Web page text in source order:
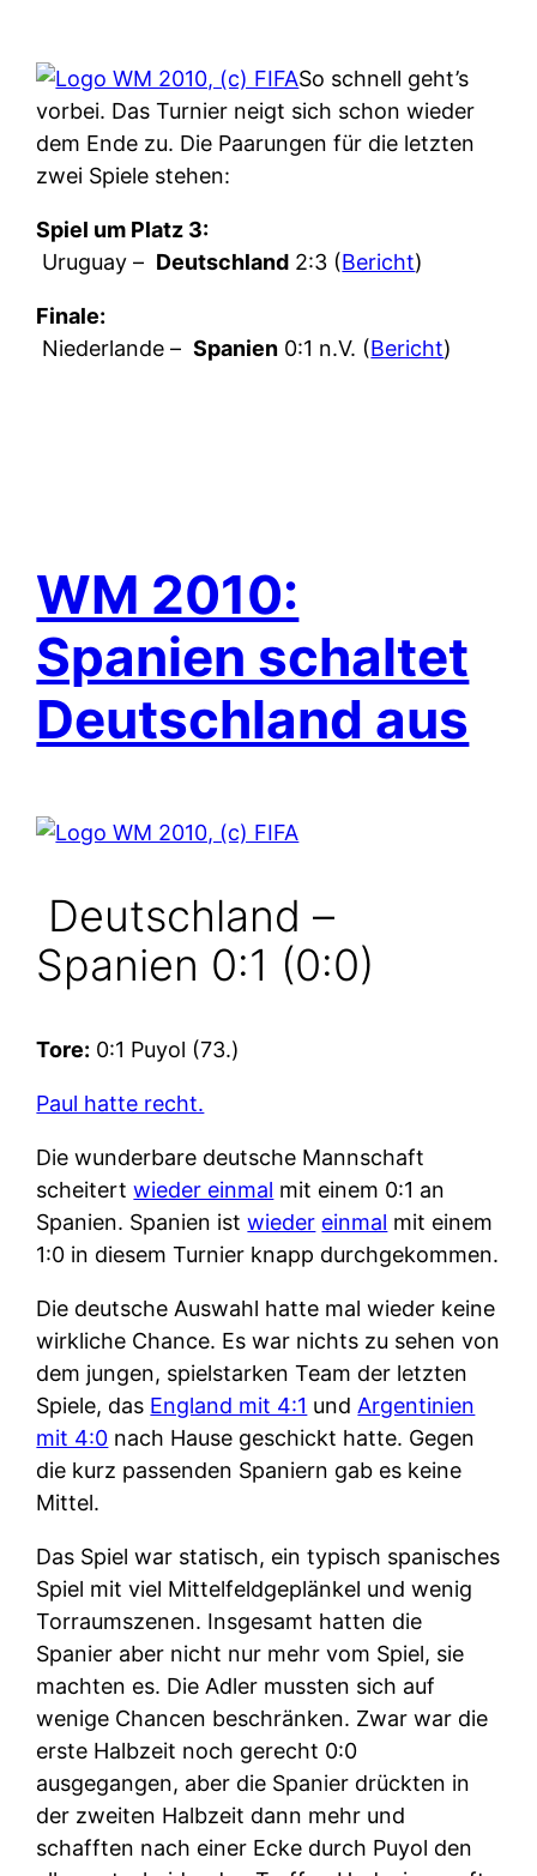
So schnell geht’s
vorbei. Das Turnier neigt sich schon wieder
dem Ende zu. Die Paarungen für die letzten
zwei Spiele stehen:
Spiel um Platz 3:
Uruguay – Deutschland 2:3 (Bericht)
Finale:
Niederlande – Spanien 0:1 n.V. (Bericht)
WM 2010:
Spanien schaltet
Deutschland aus
Deutschland –
Spanien 0:1 (0:0)
Tore: 0:1 Puyol (73.)
Paul hatte recht.
Die wunderbare deutsche Mannschaft
scheitertwieder einmal mit einem 0:1 an
Spanien. Spanien istwieder einmal mit einem
1:0 in diesem Turnier knapp durchgekommen.
Die deutsche Auswahl hatte mal wieder keine
wirkliche Chance. Es war nichts zu sehen von
dem jungen, spielstarken Team der letzten
Spiele, das England mit 4:1 und Argentinien
mit 4:0 nach Hause geschickt hatte. Gegen
die kurz passenden Spaniern gab es keine
Mittel.
Das Spiel war statisch, ein typisch spanisches
Spiel mit viel Mittelfeldgeplänkel und wenig
Torraumszenen. Insgesamt hatten die
Spanier aber nicht nur mehr vom Spiel, sie
machten es. Die Adler mussten sich auf
wenige Chancen beschränken. Zwar war die
erste Halbzeit noch gerecht 0:0
ausgegangen, aber die Spanier drückten in
der zweiten Halbzeit dann mehr und
schafften nach einer Ecke durch Puyol den